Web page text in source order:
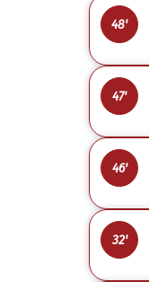
48'
47'
46'
32'